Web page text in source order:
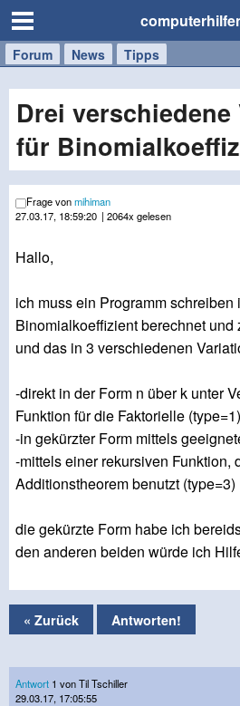
Forum News Tipps
Handy
Tablet
Windows
Mac
Drei verschiedene
für
Frage vonmihiman
27.03.17, 18:59:20 | 2064x gelesen
Hallo,
ich muss ein Programm schreiben
Binomialkoeffizient berechnet und
und das in 3 verschiedenen
-direkt in der Form n über k unter
Funktion für die Faktorielle (type=1)
-in gekürzter Form mittels
-mittels einer rekursiven Funktion,
Additionstheorem benutzt (type=3)
die gekürzte Form habe ich
den anderen beiden würde ich
« Zurück Antworten!
Antwort 1 von Til Tschiller
29.03.17, 17:05:55